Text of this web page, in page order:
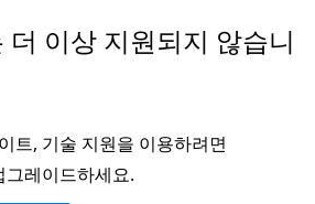
더 이상 지원되지 않습니
트, 기술 지원을 이용하려면
레이드하세요.